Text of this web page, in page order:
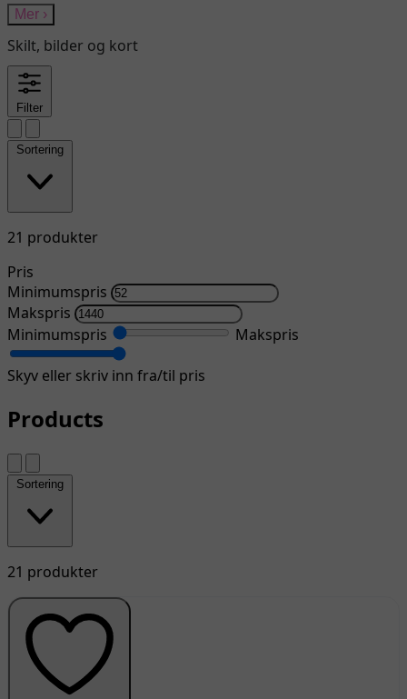
Mer ›
Skilt, bilder og kort
Filter
Sortering
21 produkter
Pris
Minimumspris
Makspris
Minimumspris
Makspris
Skyv eller skriv inn fra/til pris
Products
Sortering
21 produkter